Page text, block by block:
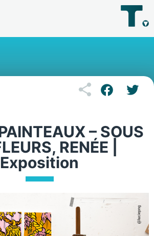
– SOUS
RENÉE |
Exposition